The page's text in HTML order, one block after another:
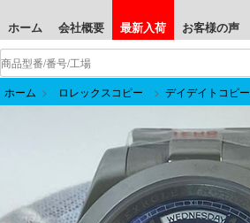
ホーム 会社概要 最新入荷 お客様の声
ホーム > ロレックスコピー > デイデイトコピー